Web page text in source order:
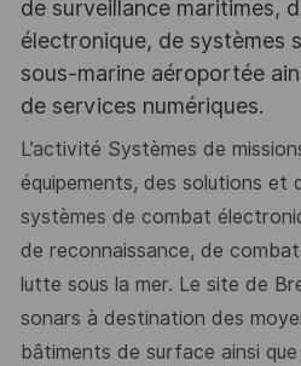
de surveillance maritimes,
électronique, de systèmes
sous-marine aéroportée
de services numériques.
L’activité Systèmes de
équipements, des solutions et
systèmes de combat
de reconnaissance, de
lutte sous la mer. Le site de
sonars à destination des
bâtiments de surface ainsi